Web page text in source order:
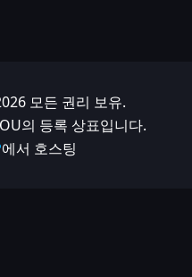
모든 권리 보유.
의 등록 상표입니다.
에서 호스팅